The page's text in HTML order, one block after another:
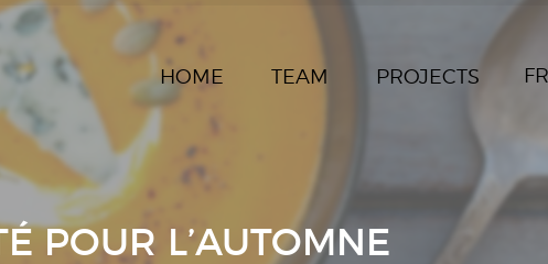
HOME TEAM PROJECTS FR
POUR L’AUTOMNE